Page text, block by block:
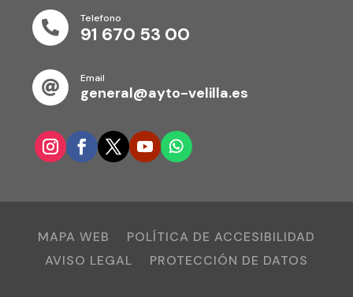

Telefono
91 670 53 00

Email
general@ayto-velilla.es
MAPA WEB
POLÍTICA DE ACCESIBILIDAD
AVISO LEGAL
PROTECCIÓN DE DATOS